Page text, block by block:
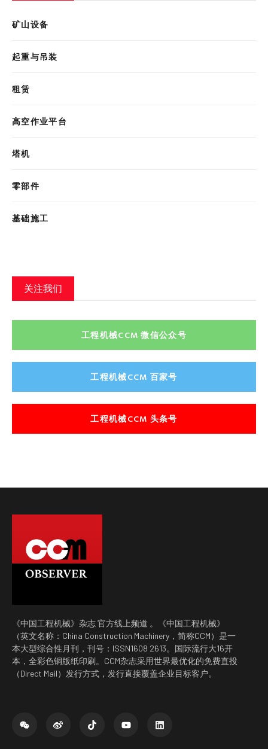
矿山设备
起重与吊装
租赁
高空作业平台
塔机
零部件
基础施工
关注我们
工程机械CCM 微信公众号
工程机械CCM 百家号
工程机械CCM 头条号
《中国工程机械》杂志 官方线上频道 。《中国工程机械》
（英文名称：China Construction Machinery，简称CCM）是一
本大型综合性月刊，刊号：ISSN1608 2613。国际流行大16开
本，全彩色铜版纸印刷。CCM杂志采用世界最优化的免费直投
（Direct Mail）发行方式，发行直接覆盖企业目标客户。